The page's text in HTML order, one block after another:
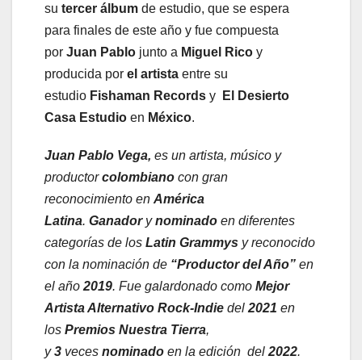
su tercer álbum de estudio, que se espera
para finales de este año y fue compuesta
por Juan Pablo junto a Miguel Rico y
producida por el artista entre su
estudio Fishaman Records y
El Desierto
Casa Estudio en México.
Juan Pablo Vega, es un artista, músico y
productorcolombiano con gran
reconocimiento en América
Latina. Ganadorynominado en diferentes
categorías de los Latin Grammys y reconocido
con la nominación de “Productor del Año” en
el año 2019. Fue galardonado como Mejor
Artista Alternativo Rock-Indie del 2021 en
los Premios Nuestra Tierra,
y3 veces nominado en la edición del 2022.